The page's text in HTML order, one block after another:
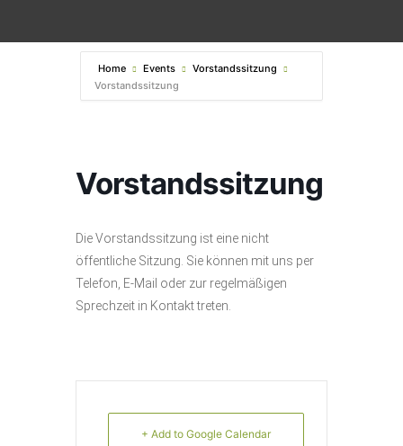
Home Events
Vorstandssitzung
Vorstandssitzung
Vorstandssitzung
Die Vorstandssitzung ist eine nicht
öffentliche Sitzung. Sie können mit uns per
Telefon, E-Mail oder zur regelmäßigen
Sprechzeit in Kontakt treten.
+ Add to Google Calendar